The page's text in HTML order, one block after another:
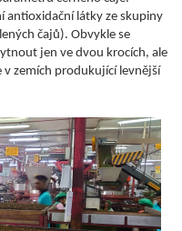
antioxidační látky ze skupiny
čajů). Obvykle se
jen ve dvou krocích, ale
v zemích produkující levnější